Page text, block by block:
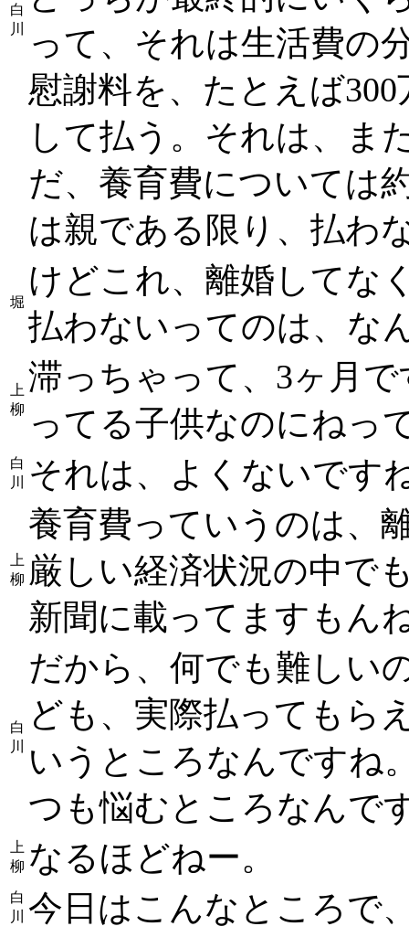
白
川
って、それは生活費の
慰謝料を、たとえば
して払う。それは、ま
だ、養育費については
は親である限り、払わ
堀
けどこれ、離婚してな
払わないってのは、な
上
柳
滞っちゃって、3ヶ月
ってる子供なのにねっ
白
川
それは、よくないです
上
柳
養育費っていうのは、
厳しい経済状況の中で
新聞に載ってますもん
白
川
だから、何でも難しい
ども、実際払ってもら
いうところなんですね
つも悩むところなんで
上
柳 なるほどねー。
白
川
今日はこんなところで